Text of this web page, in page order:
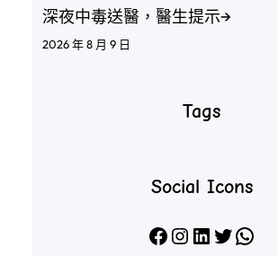
深夜中毒送醫，醫生提示→
2026 年 8 月 9 日
Tags
Social Icons
Facebook Instagram LinkedIn X WhatsApp